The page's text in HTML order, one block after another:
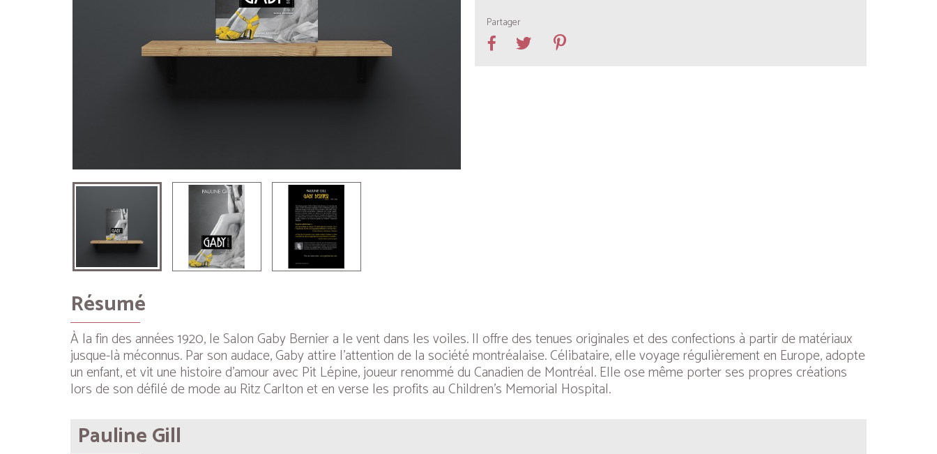
Partager
Résumé
À la fin des années 1920, le Salon Gaby Bernier a le vent dans les voiles. Il offre des tenues originales et des confections à partir de matériaux
jusque-là méconnus. Par son audace, Gaby attire l’attention de la société montréalaise. Célibataire, elle voyage régulièrement en Europe, adopte
un enfant, et vit une histoire d’amour avec Pit Lépine, joueur renommé du Canadien de Montréal. Elle ose même porter ses propres créations
lors de son défilé de mode au Ritz Carlton et en verse les profits au Children’s Memorial Hospital.
Pauline Gill